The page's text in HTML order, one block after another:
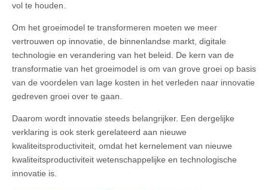
vol te houden.
Om het groeimodel te transformeren moeten we meer
vertrouwen op innovatie, de binnenlandse markt, digitale
technologie en verandering van het beleid. De kern van de
transformatie van het groeimodel is om van grove groei op basis
van de voordelen van lage kosten in het verleden naar innovatie
gedreven groei over te gaan.
Daarom wordt innovatie steeds belangrijker. Een dergelijke
verklaring is ook sterk gerelateerd aan nieuwe
kwaliteitsproductiviteit, omdat het kernelement van nieuwe
kwaliteitsproductiviteit wetenschappelijke en technologische
innovatie is.